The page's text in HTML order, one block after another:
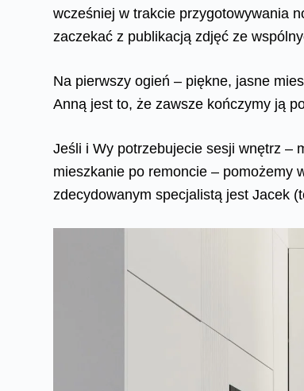
wcześniej w trakcie przygotowywania
zaczekać z publikacją zdjęć ze
Na pierwszy ogień – piękne, jasne
Anną jest to, że zawsze kończymy ją
Jeśli i Wy potrzebujecie sesji wnętrz –
mieszkanie po remoncie – pomożemy
zdecydowanym specjalistą jest Jacek